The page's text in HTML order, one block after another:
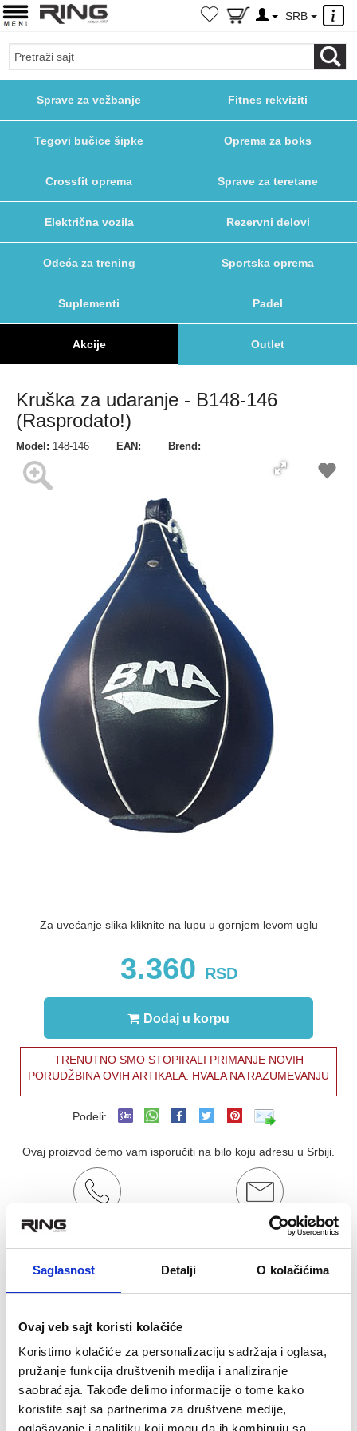
Saglasnost Detalji O kolačićima
Ovaj veb sajt koristi kolačiće
Koristimo kolačiće za personalizaciju sadržaja i oglasa,
pružanje funkcija društvenih medija i analiziranje
saobraćaja. Takođe delimo informacije o tome kako
koristite sajt sa partnerima za društvene medije,
oglašavanje i analitiku koji mogu da ih kombinuju sa
×
SRB
Sprave za vežbanje Fitnes rekviziti
Tegovi bučice šipke Oprema za boks
Crossfit oprema Sprave za teretane
Električna vozila Rezervni delovi
Odeća za trening Sportska oprema
Suplementi Padel
Akcije Outlet
Kruška za udaranje - B148-146
(Rasprodato!)
Model: 148-146 EAN: Brend:
Za uvećanje slika kliknite na lupu u gornjem levom uglu
3.360 RSD
Dodaj u korpu
TRENUTNO SMO STOPIRALI PRIMANJE NOVIH
PORUDŽBINA OVIH ARTIKALA. HVALA NA RAZUMEVANJU
Podeli:
Ovaj proizvod ćemo vam isporučiti na bilo koju adresu u Srbiji.
Poručite telefonom
011/877-43-69
Kontakt email
ringrelax@gmail.com
OCENA KORISNIKA:
Pogledaj mišljenja (0)
Kruška za udaranje
Sastav : polivinilhlorid-poliuretan